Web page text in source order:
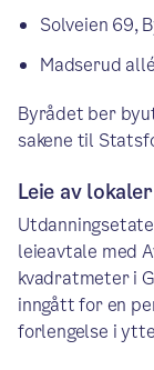
Solveien 69,
Madserud
Byrådet ber
sakene til
Leie av
leieavtale med
kvadratmeter i
inngått for en
forlengelse i